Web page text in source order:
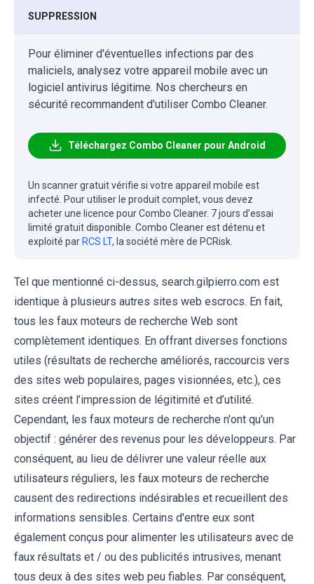
SUPPRESSION
Pour éliminer d'éventuelles infections par des
maliciels, analysez votre appareil mobile avec un
logiciel antivirus légitime. Nos chercheurs en
sécurité recommandent d'utiliser Combo Cleaner.
Téléchargez Combo Cleaner pour Android
Un scanner gratuit vérifie si votre appareil mobile est
infecté. Pour utiliser le produit complet, vous devez
acheter une licence pour Combo Cleaner. 7 jours d’essai
limité gratuit disponible. Combo Cleaner est détenu et
exploité par RCS LT, la société mère de PCRisk.
Tel que mentionné ci-dessus, search.gilpierro.com est
identique à plusieurs autres sites web escrocs. En fait,
tous les faux moteurs de recherche Web sont
complètement identiques. En offrant diverses fonctions
utiles (résultats de recherche améliorés, raccourcis vers
des sites web populaires, pages visionnées, etc.), ces
sites créent l’impression de légitimité et d’utilité.
Cependant, les faux moteurs de recherche n'ont qu'un
objectif : générer des revenus pour les développeurs. Par
conséquent, au lieu de délivrer une valeur réelle aux
utilisateurs réguliers, les faux moteurs de recherche
causent des redirections indésirables et recueillent des
informations sensibles. Certains d'entre eux sont
également conçus pour alimenter les utilisateurs avec de
faux résultats et / ou des publicités intrusives, menant
tous deux à des sites web peu fiables. Par conséquent,